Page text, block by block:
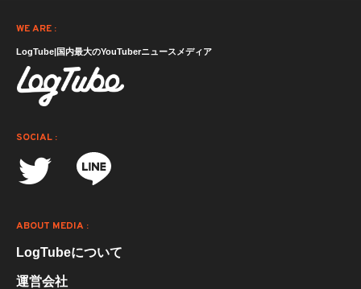
WE ARE :
LogTube|国内最大のYouTuberニュースメディア
SOCIAL :
ABOUT MEDIA :
LogTubeについて
運営会社